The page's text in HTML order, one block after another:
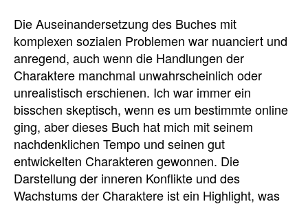
Die Auseinandersetzung des Buches mit
komplexen sozialen Problemen war nuanciert und
anregend, auch wenn die Handlungen der
Charaktere manchmal unwahrscheinlich oder
unrealistisch erschienen. Ich war immer ein
bisschen skeptisch, wenn es um bestimmte online
ging, aber dieses Buch hat mich mit seinem
nachdenklichen Tempo und seinen gut
entwickelten Charakteren gewonnen. Die
Darstellung der inneren Konflikte und des
Wachstums der Charaktere ist ein Highlight, was